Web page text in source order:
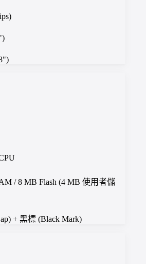
/ 8 MB Flash (4 MB 使用者儲
+ 黑標 (Black Mark)